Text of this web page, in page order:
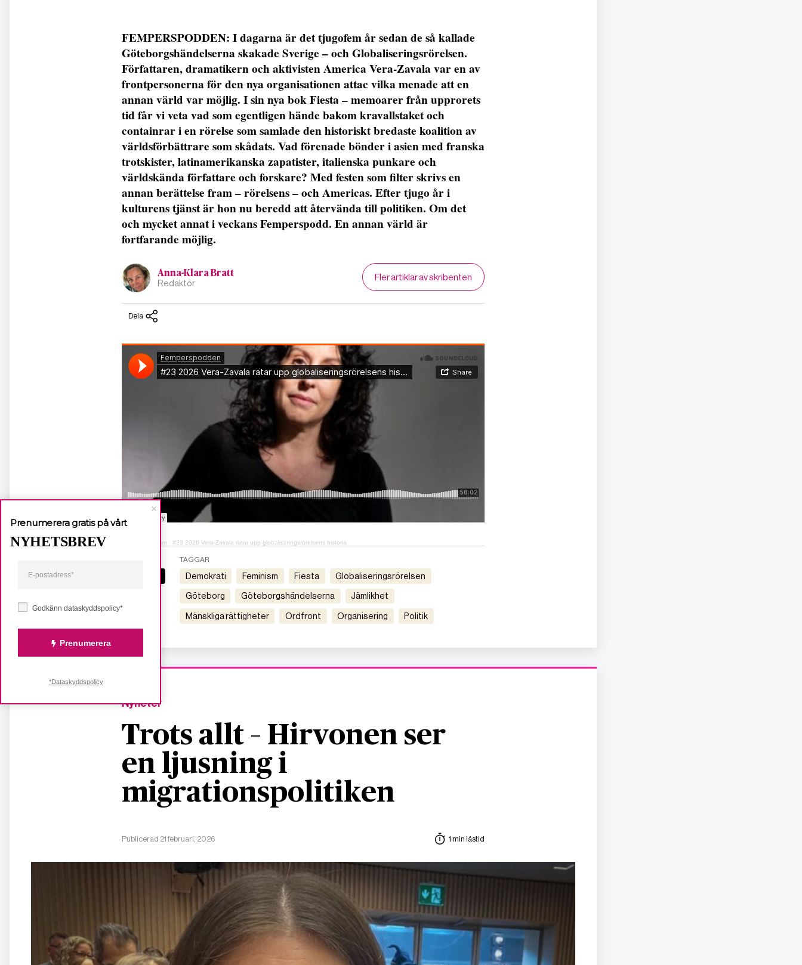
FEMPERSPODDEN: I dagarna är det tjugofem år sedan de så kallade
Göteborgshändelserna skakade Sverige – och Globaliseringsrörelsen.
Författaren, dramatikern och aktivisten America Vera-Zavala var en av
frontpersonerna för den nya organisationen attac vilka menade att en
annan värld var möjlig. I sin nya bok Fiesta – memoarer från upprorets
tid får vi veta vad som egentligen hände bakom kravallstaket och
containrar i en rörelse som samlade den historiskt bredaste koalition av
världsförbättrare som skådats. Vad förenade bönder i asien med franska
trotskister, latinamerikanska zapatister, italienska punkare och
världskända författare och forskare? Med festen som filter skrivs en
annan berättelse fram – rörelsens – och Americas. Efter tjugo år i
kulturens tjänst är hon nu beredd att återvända till politiken. Om det
och mycket annat i veckans Femperspodd. En annan värld är
fortfarande möjlig.
Anna-Klara Bratt
Redaktör
Fler artiklar av skribenten
Dela
Femperspodden · #23 2026 Vera-Zavala rätar upp globaliseringsrörelsens historia
TAGGAR
demokrati feminism fiesta globaliseringsrörelsen
göteborg göteborgshändelserna jämlikhet
mänskliga rättigheter ordfront organisering politik
Nyheter
Trots allt – Hirvonen ser
en ljusning i
migrationspolitiken
Publicerad 21 februari, 2026 1 min lästid
Godkänn dataskyddspolicy*
Prenumerera
Prenumerera gratis på vårt
NYHETSBREV
*Dataskyddspolicy